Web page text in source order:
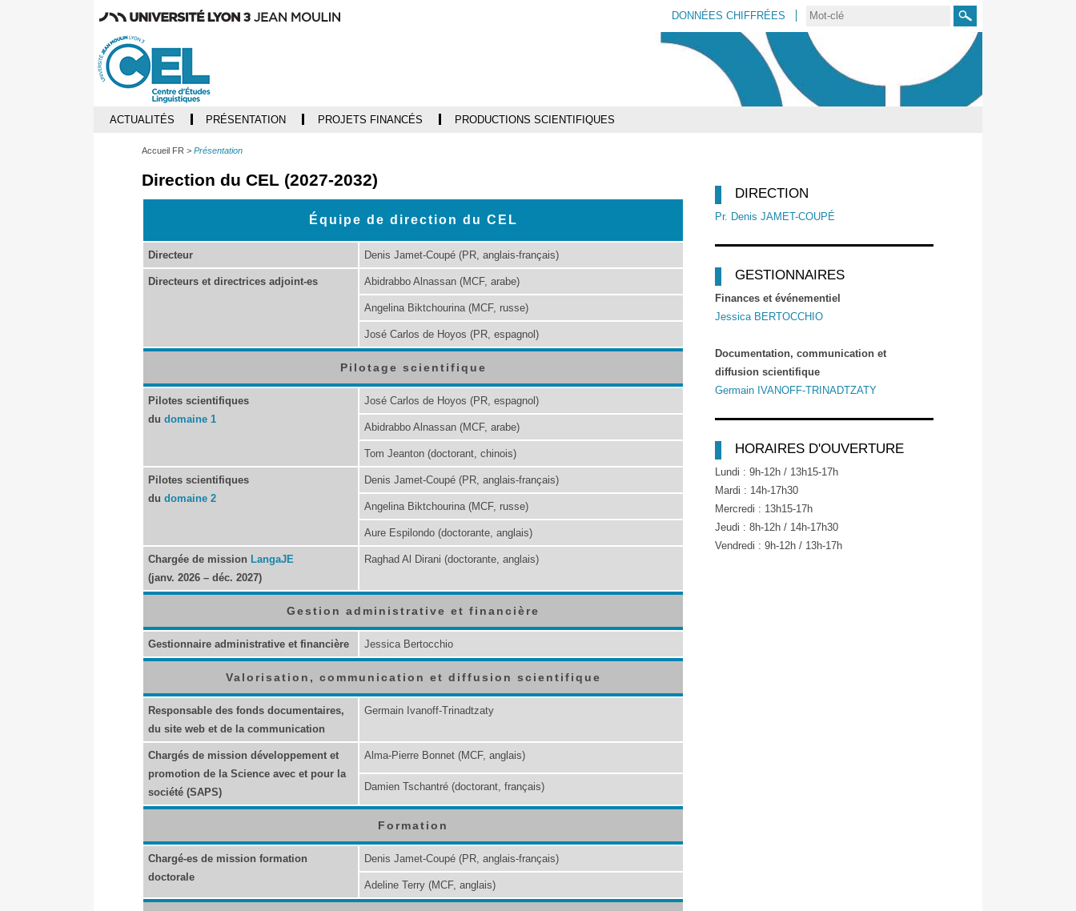
DONNÉES CHIFFRÉES Rechercher
ACTUALITÉS PRÉSENTATION PROJETS FINANCÉS PRODUCTIONS SCIENTIFIQUES
Accueil FR Présentation
Direction du CEL (2027-2032)
Équipe de direction du CEL
Directeur Denis Jamet-Coupé (PR, anglais-français)
Directeurs et directrices adjoint-es Abidrabbo Alnassan (MCF, arabe)
Angelina Biktchourina (MCF, russe)
José Carlos de Hoyos (PR, espagnol)
Pilotage scientifique
Pilotes scientifiques
du domaine 1
José Carlos de Hoyos (PR, espagnol)
Abidrabbo Alnassan (MCF, arabe)
Tom Jeanton (doctorant, chinois)
Pilotes scientifiques
du domaine 2
Denis Jamet-Coupé (PR, anglais-français)
Angelina Biktchourina (MCF, russe)
Aure Espilondo (doctorante, anglais)
Chargée de mission LangaJE
(janv. 2026 – déc. 2027)
Raghad Al Dirani (doctorante, anglais)
Gestion administrative et financière
Gestionnaire administrative et financière Jessica Bertocchio
Valorisation, communication et diffusion scientifique
Responsable des fonds documentaires,
du site web et de la communication
Germain Ivanoff-Trinadtzaty
Chargés de mission développement et
promotion de la Science avec et pour la
société (SAPS)
Alma-Pierre Bonnet (MCF, anglais)
Damien Tschantré (doctorant, français)
Formation
Chargé-es de mission formation
doctorale
Denis Jamet-Coupé (PR, anglais-français)
Adeline Terry (MCF, anglais)
DIRECTION
Pr. Denis JAMET-COUPÉ
GESTIONNAIRES
Finances et événementiel
Jessica BERTOCCHIO
Documentation, communication et
diffusion scientifique
Germain IVANOFF-TRINADTZATY
HORAIRES D'OUVERTURE
Lundi : 9h-12h / 13h15-17h
Mardi : 14h-17h30
Mercredi : 13h15-17h
Jeudi : 8h-12h / 14h-17h30
Vendredi : 9h-12h / 13h-17h